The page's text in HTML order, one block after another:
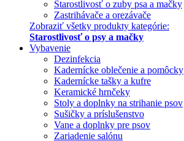
Starostlivosť o zuby psa a mačky
Zastrihávače a orezávače
Zobraziť všetky produkty kategórie:
Starostlivosť o psy a mačky
Vybavenie
Dezinfekcia
Kadernícke oblečenie a pomôcky
Kadernícke tašky a kufre
Keramické hrnčeky
Stoly a doplnky na strihanie psov
Sušičky a príslušenstvo
Vane a doplnky pre psov
Zariadenie salónu